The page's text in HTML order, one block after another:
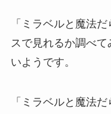
「ミラベルと魔法
スで見れるか調べ
いようです。
「ミラベルと魔法